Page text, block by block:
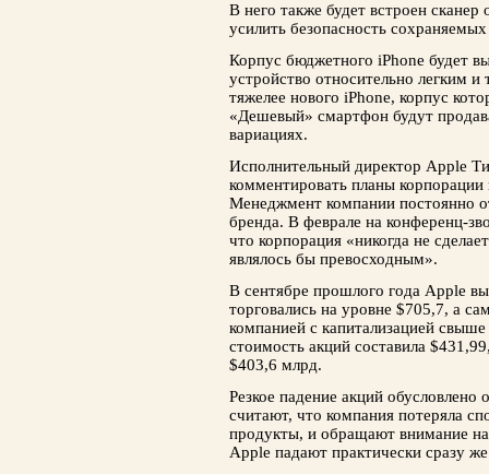
В него также будет встроен сканер
усилить безопасность
Корпус бюджетного iPhone будет
устройство относительно легким
тяжелее нового iPhone, корпус
«Дешевый» смартфон будут
вариациях.
Исполнительный директор Apple
комментировать планы
Менеджмент компании постоянно
бренда. В феврале на конференц-
что корпорация «никогда не
являлось бы превосходным».
В сентябре прошлого года Apple
торговались на уровне $705,7, а
компанией с капитализацией
стоимость акций составила
$403,6 млрд.
Резкое падение акций
считают, что компания потеряла
продукты, и обращают внимание
Apple падают практически сразу